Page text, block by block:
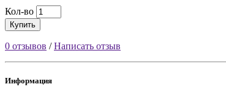
Кол-во
Купить
0 отзывов /Написать отзыв
Информация